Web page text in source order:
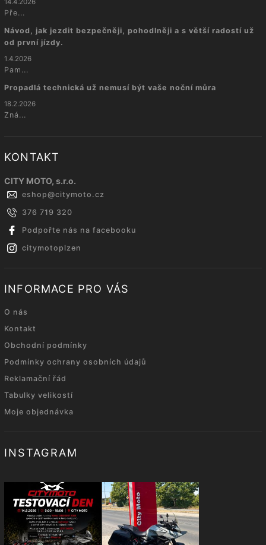
14.4.2026
Pře...
Návod, jak jezdit bezpečněji, pohodlněji a s větší radostí už
od první jízdy.
1.4.2026
Pam...
Propadlá technická už nemusí být vaše noční můra
18.2.2026
Zná...
KONTAKT
CITY MOTO, s.r.o.
eshop@citymoto.cz
376 719 320
Podpořte nás na facebooku
citymotoplzen
INFORMACE PRO VÁS
O nás
Kontakt
Obchodní podmínky
Podmínky ochrany osobních údajů
Reklamační řád
Tabulky velikostí
Moje objednávka
INSTAGRAM